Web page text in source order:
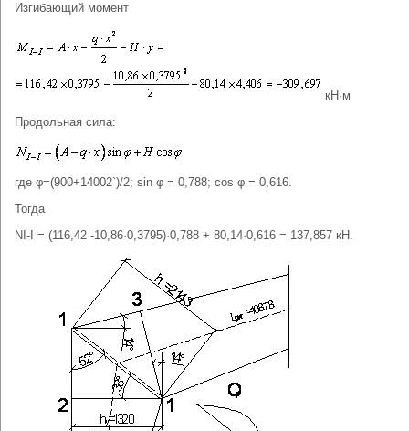
Изгибающий момент
кН·м
Продольная сила:
где φ=(900+14002`)/2; sin φ = 0,788; cos φ = 0,616.
Тогда
NI-I = (116,42 -10,86·0,3795)·0,788 + 80,14·0,616 = 137,857 кН.